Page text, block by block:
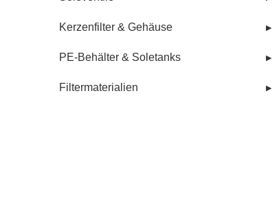
Kerzenfilter & Gehäuse ▶
PE-Behälter & Soletanks ▶
Filtermaterialien ▶